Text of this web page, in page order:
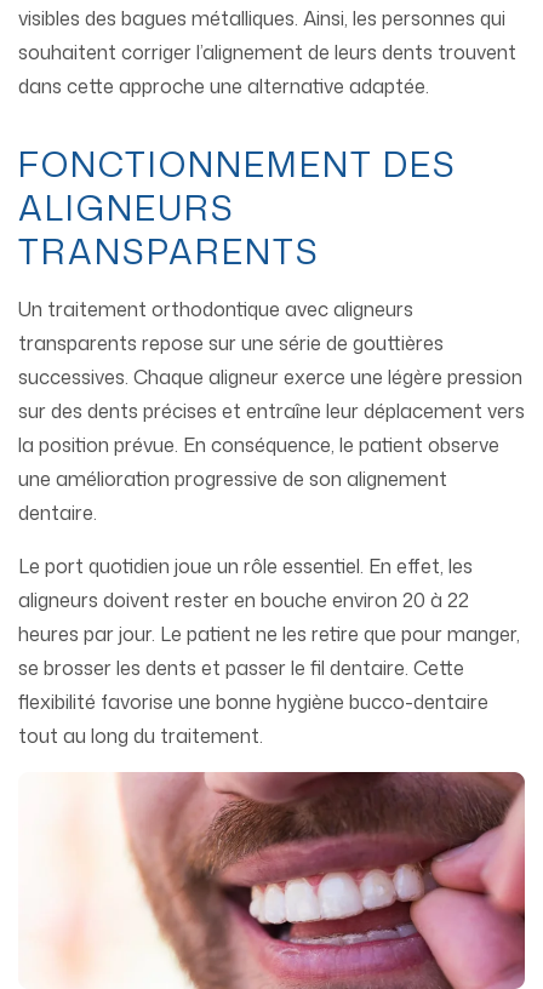
visibles des bagues métalliques. Ainsi, les personnes qui
souhaitent corriger l’alignement de leurs dents trouvent
dans cette approche une alternative adaptée.
FONCTIONNEMENT DES
ALIGNEURS
TRANSPARENTS
Un traitement orthodontique avec aligneurs
transparents repose sur une série de gouttières
successives. Chaque aligneur exerce une légère pression
sur des dents précises et entraîne leur déplacement vers
la position prévue. En conséquence, le patient observe
une amélioration progressive de son alignement
dentaire.
Le port quotidien joue un rôle essentiel. En effet, les
aligneurs doivent rester en bouche environ 20 à 22
heures par jour. Le patient ne les retire que pour manger,
se brosser les dents et passer le fil dentaire. Cette
flexibilité favorise une bonne hygiène bucco-dentaire
tout au long du traitement.